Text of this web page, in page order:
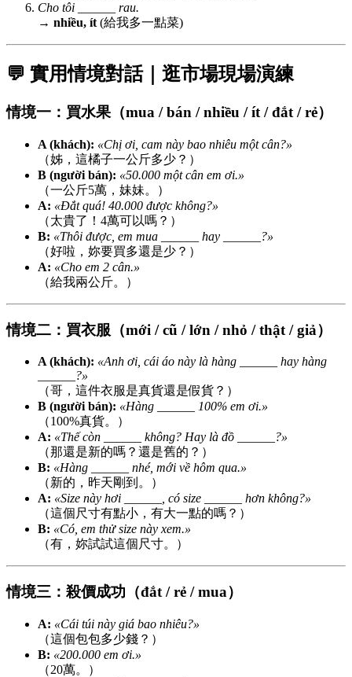
Cho tôi ______ rau.
→ nhiều, ít(給我多一點菜)
💬 實用情境對話｜逛市場現場演練
情境一：買水果（mua / bán / nhiều / ít / đắt / rẻ）
A (khách): «Chị ơi, cam này bao nhiêu một cân?»
（姊，這橘子一公斤多少？）
B (người bán): «50.000 một cân em ơi.»
（一公斤5萬，妹妹。）
A: «Đắt quá! 40.000 được không?»
（太貴了！4萬可以嗎？）
B: «Thôi được, em mua ______ hay ______?»
（好啦，妳要買多還是少？）
A: «Cho em 2 cân.»
（給我兩公斤。）
情境二：買衣服（mới / cũ / lớn / nhỏ / thật / giả）
A (khách): «Anh ơi, cái áo này là hàng ______ hay hàng
______?»
（哥，這件衣服是真貨還是假貨？）
B (người bán): «Hàng ______ 100% em ơi.»
（100%真貨。）
A: «Thế còn ______ không? Hay là đồ ______?»
（那還是新的嗎？還是舊的？）
B: «Hàng ______ nhé, mới về hôm qua.»
（新的，昨天剛到。）
A: «Size này hơi ______, có size ______ hơn không?»
（這個尺寸有點小，有大一點的嗎？）
B: «Có, em thử size này xem.»
（有，妳試試這個尺寸。）
情境三：殺價成功（đắt / rẻ / mua）
A: «Cái túi này giá bao nhiêu?»
（這個包包多少錢？）
B: «200.000 em ơi.»
（20萬。）